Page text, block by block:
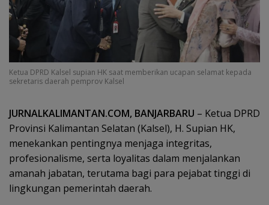
Ketua DPRD Kalsel supian HK saat memberikan ucapan selamat kepada
sekretaris daerah pemprov Kalsel
JURNALKALIMANTAN.COM, BANJARBARU – Ketua DPRD
Provinsi Kalimantan Selatan (Kalsel), H. Supian HK,
menekankan pentingnya menjaga integritas,
profesionalisme, serta loyalitas dalam menjalankan
amanah jabatan, terutama bagi para pejabat tinggi di
lingkungan pemerintah daerah.